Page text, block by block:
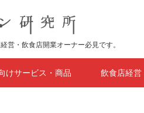
営・飲食店開業オーナー必見です。
けサービス・商品 飲食店経営